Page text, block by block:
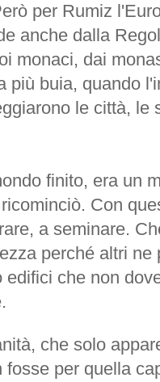
per Rumiz
anche dalla
monaci, dai
più buia, quando
le città, le
finito, era un
Con
a seminare.
perché altri ne
edifici che non
che solo
fosse per quella